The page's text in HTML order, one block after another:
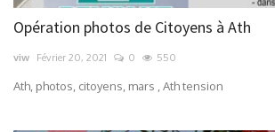
Opération photos de Citoyens à Ath
viw Février 20, 2021 0 550
Ath, photos, citoyens, mars , Ath tension